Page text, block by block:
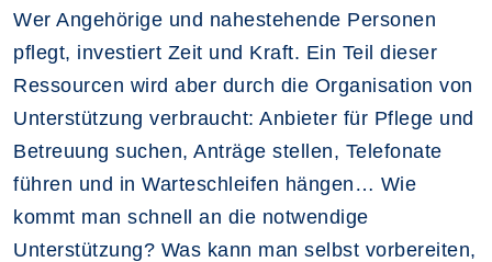
Wer Angehörige und nahestehende Personen
pflegt, investiert Zeit und Kraft. Ein Teil dieser
Ressourcen wird aber durch die Organisation von
Unterstützung verbraucht: Anbieter für Pflege und
Betreuung suchen, Anträge stellen, Telefonate
führen und in Warteschleifen hängen… Wie
kommt man schnell an die notwendige
Unterstützung? Was kann man selbst vorbereiten,